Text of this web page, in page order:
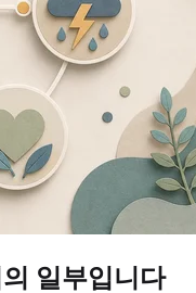
일부입니다